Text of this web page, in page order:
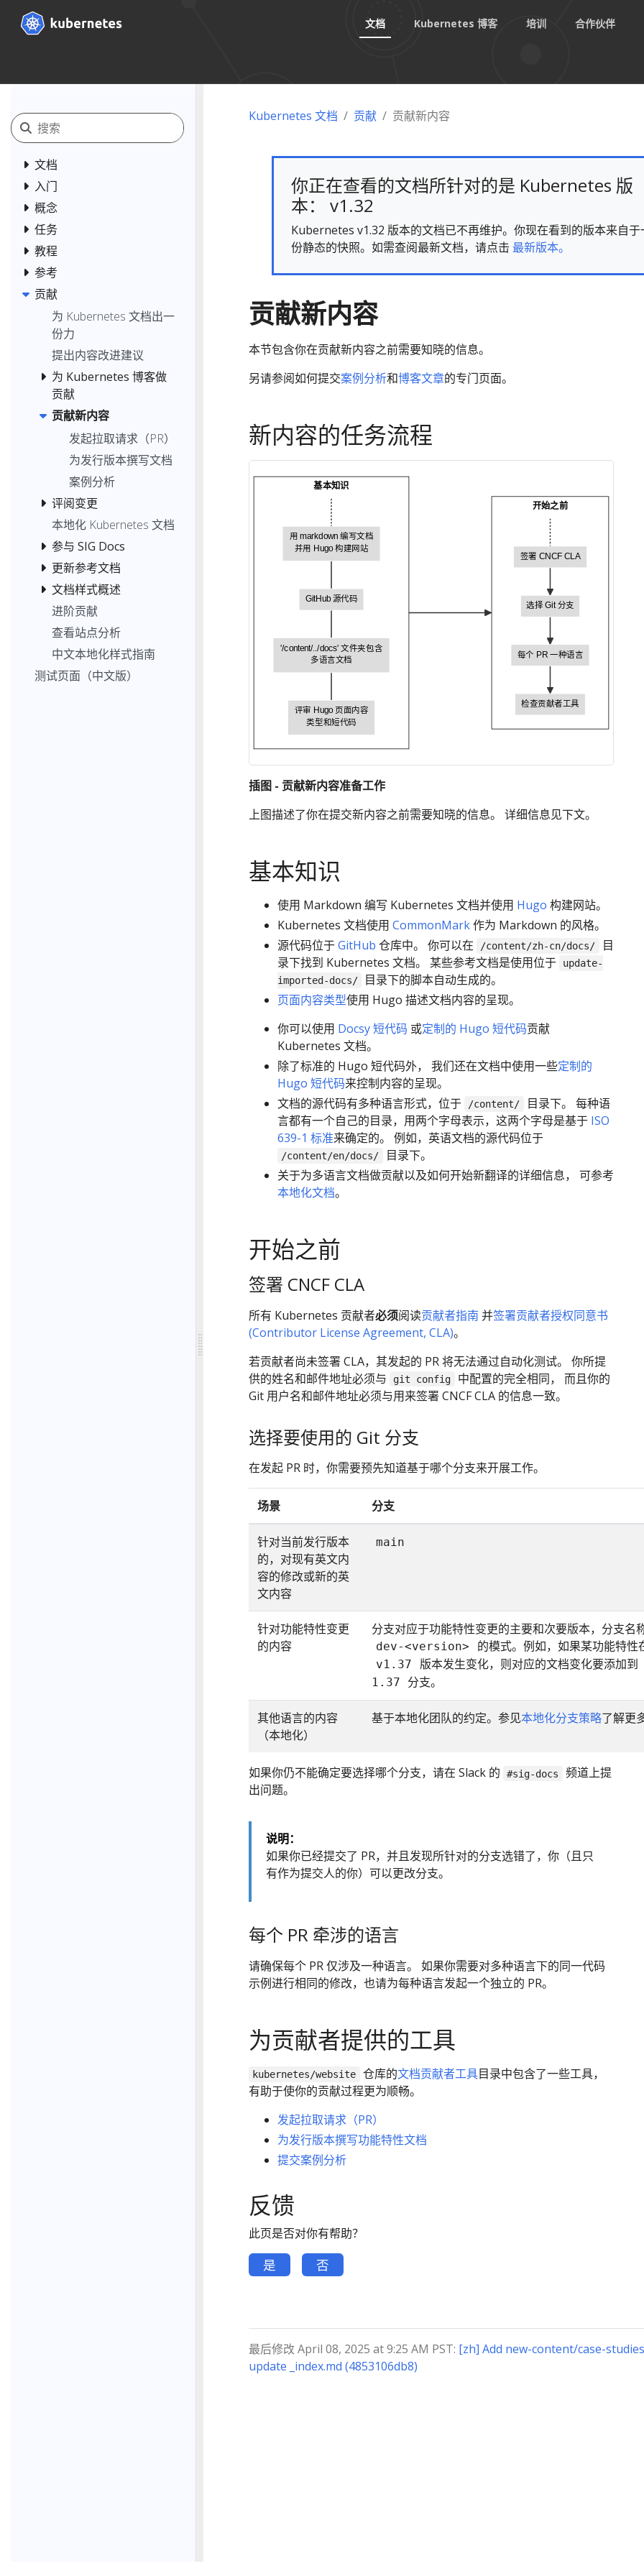
文档 Kubernetes 博客 培训 合作伙伴
文档
入门
概念
任务
教程
参考
贡献
为 Kubernetes 文档出一
份力
提出内容改进建议
为 Kubernetes 博客做
贡献
贡献新内容
发起拉取请求（PR）
为发行版本撰写文档
案例分析
评阅变更
本地化 Kubernetes 文档
参与 SIG Docs
更新参考文档
文档样式概述
进阶贡献
查看站点分析
中文本地化样式指南
测试页面（中文版）
Kubernetes 文档 贡献 贡献新内容
你正在查看的文档所针对的是 Kubernetes 版
本： v1.32
Kubernetes v1.32 版本的文档已不再维护。你现在看到的版本来自于
份静态的快照。如需查阅最新文档，请点击 最新版本。
贡献新内容
本节包含你在贡献新内容之前需要知晓的信息。
另请参阅如何提交案例分析和博客文章的专门页面。
新内容的任务流程
基本知识
GitHub 源代码
用 markdown 编写文档
并用 Hugo 构建网站
'/content/../docs' 文件夹包含
多语言文档
评审 Hugo 页面内容
类型和短代码
开始之前
选择 Git 分支
签署 CNCF CLA
每个 PR 一种语言
检查贡献者工具
插图 - 贡献新内容准备工作
上图描述了你在提交新内容之前需要知晓的信息。 详细信息见下文。
基本知识
使用 Markdown 编写 Kubernetes 文档并使用 Hugo 构建网站。
Kubernetes 文档使用 CommonMark作为 Markdown 的风格。
源代码位于GitHub 仓库中。 你可以在 /content/zh-cn/docs/
目
录下找到 Kubernetes 文档。 某些参考文档是使用位于
update-
imported-docs/
目录下的脚本自动生成的。
页面内容类型使用 Hugo 描述文档内容的呈现。
你可以使用 Docsy 短代码 或定制的 Hugo 短代码贡献
Kubernetes 文档。
除了标准的 Hugo 短代码外， 我们还在文档中使用一些定制的
Hugo 短代码来控制内容的呈现。
文档的源代码有多种语言形式，位于
/content/
目录下。 每种语
言都有一个自己的目录，用两个字母表示，这两个字母是基于 ISO
639-1 标准来确定的。 例如，英语文档的源代码位于
/content/en/docs/
目录下。
关于为多语言文档做贡献以及如何开始新翻译的详细信息， 可参考
本地化文档。
开始之前
签署 CNCF CLA
所有 Kubernetes 贡献者必须阅读贡献者指南 并签署贡献者授权同意书
(Contributor License Agreement, CLA)。
若贡献者尚未签署 CLA，其发起的 PR 将无法通过自动化测试。 你所提
供的姓名和邮件地址必须与
git config
中配置的完全相同， 而且你的
Git 用户名和邮件地址必须与用来签署 CNCF CLA 的信息一致。
选择要使用的 Git 分支
在发起 PR 时，你需要预先知道基于哪个分支来开展工作。
场景 分支
针对当前发行版本
的，对现有英文内
容的修改或新的英
文内容
main
针对功能特性变更
的内容
分支对应于功能特性变更的主要和次要版本，分支名
dev-<version> 的模式。例如，如果某功能特性
v1.37 版本发生变化，则对应的文档变化要添加到
1.37
分支。
其他语言的内容
（本地化）
基于本地化团队的约定。参见本地化分支策略了解更
如果你仍不能确定要选择哪个分支，请在 Slack 的 #sig-docs
频道上提
出问题。
说明：
如果你已经提交了 PR，并且发现所针对的分支选错了，你（且只
有作为提交人的你）可以更改分支。
每个 PR 牵涉的语言
请确保每个 PR 仅涉及一种语言。 如果你需要对多种语言下的同一代码
示例进行相同的修改，也请为每种语言发起一个独立的 PR。
为贡献者提供的工具
kubernetes/website 仓库的文档贡献者工具目录中包含了一些工具，
有助于使你的贡献过程更为顺畅。
发起拉取请求（PR）
为发行版本撰写功能特性文档
提交案例分析
反馈
此页是否对你有帮助？
是 否
最后修改 April 08, 2025 at 9:25 AM PST: [zh] Add new-content/case-
update _index.md (4853106db8)